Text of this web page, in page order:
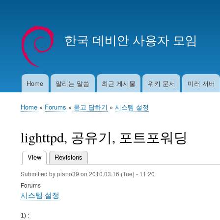
account
menu
한국 데비안 사용자 모임
MainHome 알리는 말씀 최근 게시물 위키 문서 미러 서버
Breadcrumb
Home Forums 묻고 답하기 시스템 설정
lighttpd, 공유기, 포트포워딩
Primary
tabs
View (active tab)
Revisions
Submitted bypiano39 on 2010.03.16.(Tue) - 11:20
Forums
시스템 설정
1) :